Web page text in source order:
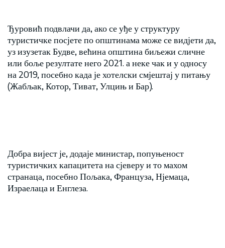
Ђуровић подвлачи да, ако се уђе у структуру
туристичке посјете по општинама може се видјети да,
уз изузетак Будве, већина општина биљежи сличне
или боље резултате него 2021. а неке чак и у односу
на 2019, посебно када је хотелски смјештај у питању
(Жабљак, Котор, Тиват, Улцињ и Бар).
Добра вијест је, додаје министар, попуњеност
туристичких капацитета на сјеверу и то махом
странаца, посебно Пољака, Француза, Нјемаца,
Израелаца и Енглеза.